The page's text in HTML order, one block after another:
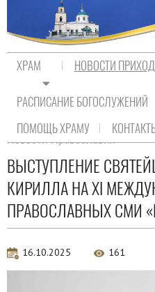
ХРАМ НОВОСТИ
РАСПИСАНИЕ БОГОСЛУЖЕНИЙ
ПОМОЩЬ ХРАМУ
Новости Православия
ВЫСТУПЛЕНИЕ
КИРИЛЛА НА XI
ПРАВОСЛАВНЫХ СМИ
16.10.2025 161